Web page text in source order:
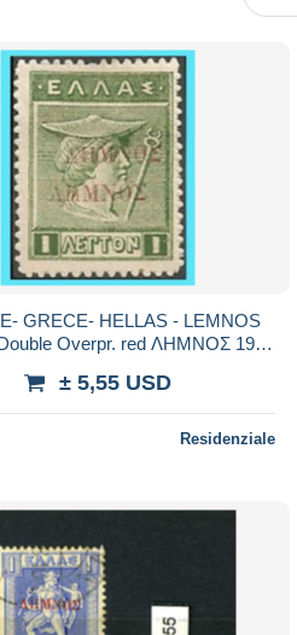
GRECE- HELLAS - LEMNOS
Overpr. red ΛΗΜΝΟΣ 1912
± 5,55 USD
Residenziale